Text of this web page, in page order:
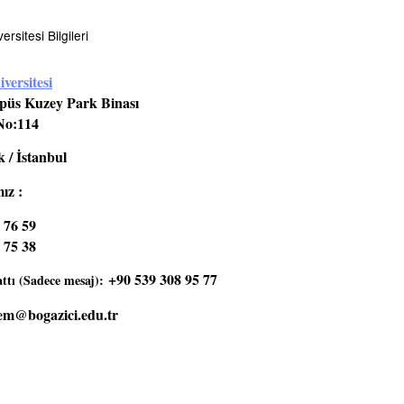
Bilgileri
Kuzey Park Binası
/ İstanbul
:
59
38
(Sadece mesaj): +90 539 308 95 77